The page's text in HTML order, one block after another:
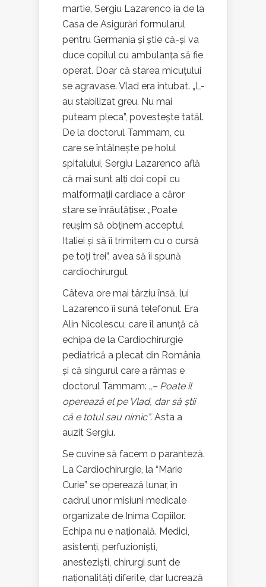
martie, Sergiu Lazarenco ia de la
Casa de Asigurări formularul
pentru Germania și știe că-și va
duce copilul cu ambulanța să fie
operat. Doar că starea micuțului
se agravase. Vlad era intubat. „L-
au stabilizat greu. Nu mai
puteam pleca”, povestește tatăl.
De la doctorul Tammam, cu
care se întâlnește pe holul
spitalului, Sergiu Lazarenco află
că mai sunt alți doi copii cu
malformații cardiace a căror
stare se înrăutățise: „Poate
reușim să obținem acceptul
Italiei și să îi trimitem cu o cursă
pe toți trei”, avea să îi spună
cardiochirurgul.
Câteva ore mai târziu însă, lui
Lazarenco îi sună telefonul. Era
Alin Nicolescu, care îl anunță că
echipa de la Cardiochirurgie
pediatrică a plecat din România
și că singurul care a rămas e
doctorul Tammam: „– Poate îl
operează el pe Vlad, dar să știi
că e totul sau nimic”. Asta a
auzit Sergiu.
Se cuvine să facem o paranteză.
La Cardiochirurgie, la “Marie
Curie” se operează lunar, în
cadrul unor misiuni medicale
organizate de Inima Copiilor.
Echipa nu e națională. Medici,
asistenți, perfuzioniști,
anesteziști, chirurgi sunt de
naționalități diferite, dar lucrează